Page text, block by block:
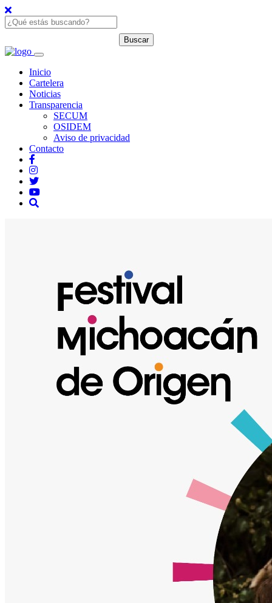
Inicio
Cartelera
Noticias
Transparencia
SECUM
OSIDEM
Aviso de privacidad
Contacto